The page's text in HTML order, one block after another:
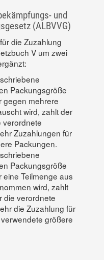
und
(ALBVVG)
die Zuzahlung
V um zwei
Packungsgröße
gegen mehrere
wird, zahlt der
verordnete
Zuzahlungen für
Packungen.
Packungsgröße
Teilmenge aus
wird, zahlt
die verordnete
die Zuzahlung für
größere